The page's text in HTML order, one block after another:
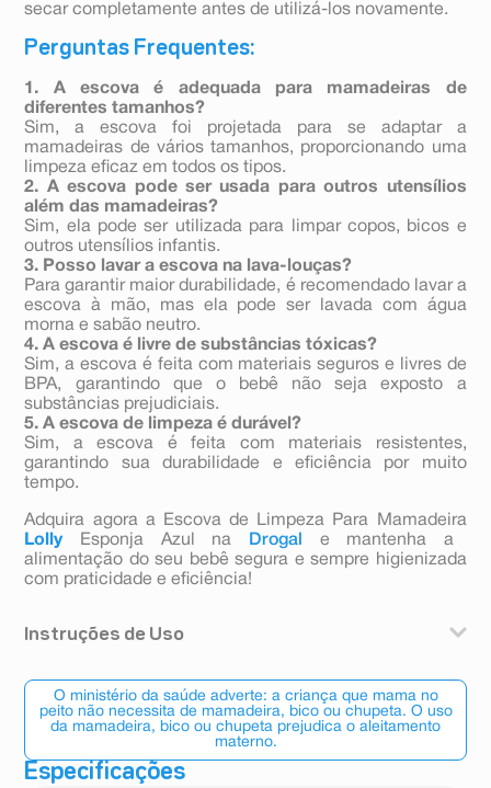
secar completamente antes de utilizá-los novamente.
Perguntas Frequentes:
1. A escova é adequada para mamadeiras de
diferentes tamanhos?
Sim, a escova foi projetada para se adaptar a
mamadeiras de vários tamanhos, proporcionando uma
limpeza eficaz em todos os tipos.
2. A escova pode ser usada para outros utensílios
além das mamadeiras?
Sim, ela pode ser utilizada para limpar copos, bicos e
outros utensílios infantis.
3. Posso lavar a escova na lava-louças?
Para garantir maior durabilidade, é recomendado lavar a
escova à mão, mas ela pode ser lavada com água
morna e sabão neutro.
4. A escova é livre de substâncias tóxicas?
Sim, a escova é feita com materiais seguros e livres de
BPA, garantindo que o bebê não seja exposto a
substâncias prejudiciais.
5. A escova de limpeza é durável?
Sim, a escova é feita com materiais resistentes,
garantindo sua durabilidade e eficiência por muito
tempo.
Adquira agora a Escova de Limpeza Para Mamadeira
Lolly
Esponja Azul na Drogal e mantenha a
alimentação do seu bebê segura e sempre higienizada
com praticidade e eficiência!
Instruções de Uso
sabão neutro.
Limpe a mamadeira: Use a escova para esfregar as
partes internas da mamadeira e o bico com suavidade.
Enxágue bem: Após a limpeza, enxágue todos os
utensílios com água limpa para remover qualquer
O ministério da saúde adverte: a criança que mama no
peito não necessita de mamadeira, bico ou chupeta. O uso
da mamadeira, bico ou chupeta prejudica o aleitamento
materno.
Especificações